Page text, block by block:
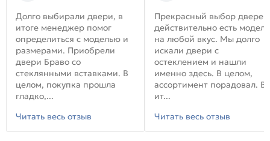
Долго выбирали двери, в
итоге менеджер помог
определиться с моделью и
размерами. Приобрели
двери Браво со
стеклянными вставками. В
целом, покупка прошла
гладко,...
Читать весь отзыв
Прекрасный выбор
действительно есть модели
на любой вкус. Мы долго
искали двери с
остеклением и нашли
именно здесь. В целом,
ассортимент порадовал. В
ит...
Читать весь отзыв